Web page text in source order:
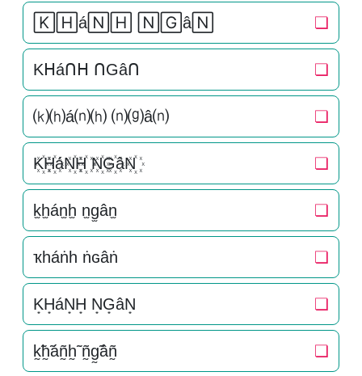
🄺🄷á🄽🄷 🄽🄶â🄽 ❏
Kᕼáᑎᕼ ᑎGâᑎ ❏
⒦⒣á⒩⒣ ⒩⒢â⒩ ❏
K꙰H꙰áN꙰H꙰ N꙰G꙰âN꙰ ❏
k̫h̫án̫h̫ n̫g̫ân̫ ❏
ҡһáṅһ ṅɢâṅ ❏
K͙H͙áN͙H͙ N͙G͙âN͙ ❏
k̰̃h̰̃áñ̰h̰̃ ñ̰g̰̃âñ̰ ❏